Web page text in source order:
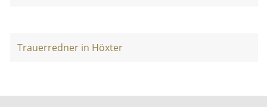
Trauerredner in Höxter